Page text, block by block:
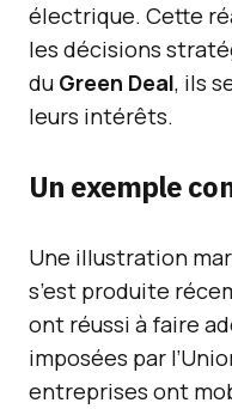
électrique. Cette
les décisions
du Green Deal, ils
leurs intérêts.
Un exemple
Une illustration
s’est produite
ont réussi à faire
imposées par
entreprises ont